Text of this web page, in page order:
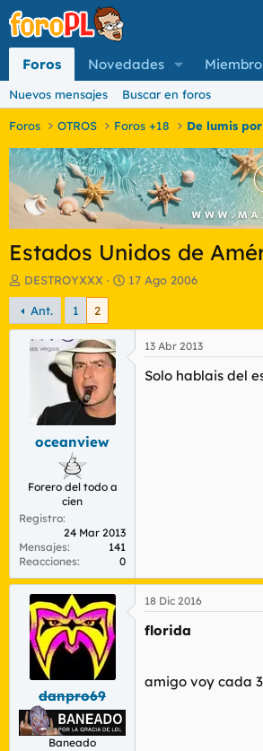
Foros Novedades
Nuevos mensajes Buscar en foros
Foros OTROS Foros +18 De lumis
Estados Unidos de
I
n
i
c
e
a
DESTROYXXX
F
h
d
17 Ago 2006
Ant. 1 2
oceanview
Forero del todo a
cien
Registro
24 Mar 2013
Mensajes
141
Reacciones
0
13 Abr 2013
Solo hablais del
danpro69
Baneado
18 Dic 2016
florida
amigo voy cada